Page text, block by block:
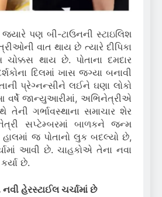
પણ બી-ટાઉનની સ્ટાઇલિશ
વાત થાય છે ત્યારે દીપિકા
ચોક્કસ થાય છે. પોતાના દમદાર
દિલમાં ખાસ જગ્યા બનાવી
પ્રેગ્નન્સીને લઈને ઘણા લોકો
વર્ષે જાન્યુઆરીમાં, અભિનેત્રીએ
તેની ગર્ભાવસ્થાના સમાચાર શેર
સપ્ટેમ્બરમાં બાળકને જન્મ
જ પોતાનો લુક બદલ્યો છે,
આવી છે. ચાહકોએ તેના નવા
છે.
નવી હેરસ્ટાઈલ ચર્ચામાં છે